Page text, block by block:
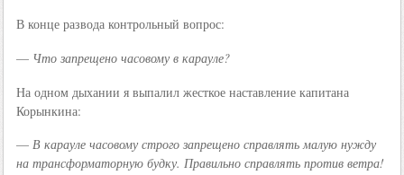
В конце развода контрольный вопрос:
— Что запрещено часовому в карауле?
На одном дыхании я выпалил жесткое наставление капитана
Корынкина:
— В карауле часовому строго запрещено справлять малую нужду
на трансформаторную будку. Правильно справлять против ветра!